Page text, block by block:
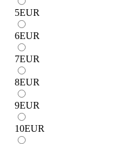
5EUR
6EUR
7EUR
8EUR
9EUR
10EUR